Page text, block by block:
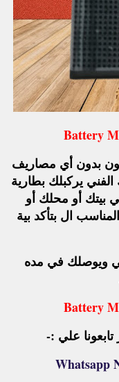
Battery
بدون أي مصاريف
يركبلك بطارية
بيتك أو محلك أو
ال بتأكد بية
ويوصلك في مده
Battery
علي :-